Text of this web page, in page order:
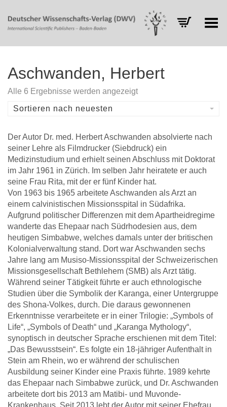
Toggle Menu
Aschwanden, Herbert
Alle 6 Ergebnisse werden angezeigtNach
Sortieren nach neuesten
Der Autor Dr. med. Herbert Aschwanden absolvierte nach
seiner Lehre als Filmdrucker (Siebdruck) ein
Medizinstudium und erhielt seinen Abschluss mit Doktorat
im Jahr 1961 in Zürich. Im selben Jahr heiratete er auch
seine Frau Rita, mit der er fünf Kinder hat.
Von 1963 bis 1965 arbeitete Aschwanden als Arzt an
einem calvinistischen Missionsspital in Südafrika.
Aufgrund politischer Differenzen mit dem Apartheidregime
wanderte das Ehepaar nach Südrhodesien aus, dem
heutigen Simbabwe, welches damals unter der britischen
Kolonialverwaltung stand. Dort war Aschwanden sechs
Jahre lang am Musiso-Missionsspital der Schweizerischen
Missionsgesellschaft Bethlehem (SMB) als Arzt tätig.
Während seiner Tätigkeit führte er auch ethnologische
Studien über die Symbolik der Karanga, einer Untergruppe
des Shona-Volkes, durch. Die daraus gewonnenen
Erkenntnisse verarbeitete er in einer Trilogie: „Symbols of
Life“, „Symbols of Death“ und „Karanga Mythology“,
synoptisch in deutscher Sprache erschienen mit dem Titel:
„Das Bewusstsein“. Es folgte ein 18-jähriger Aufenthalt in
Stein am Rhein, wo er während der schulischen
Ausbildung seiner Kinder eine Praxis führte. 1989 kehrte
das Ehepaar nach Simbabwe zurück, und Dr. Aschwanden
arbeitete dort bis 2013 am Matibi- und Muvonde-
Krankenhaus. Seit 2013 lebt der Autor mit seiner Ehefrau